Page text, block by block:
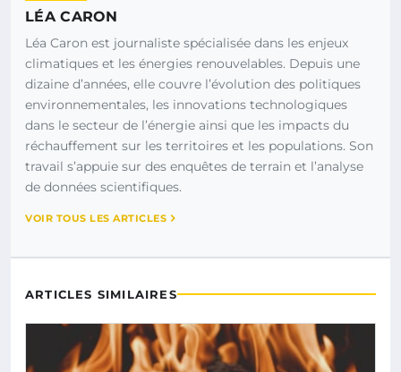
LÉA CARON
Léa Caron est journaliste spécialisée dans les enjeux
climatiques et les énergies renouvelables. Depuis une
dizaine d’années, elle couvre l’évolution des politiques
environnementales, les innovations technologiques
dans le secteur de l’énergie ainsi que les impacts du
réchauffement sur les territoires et les populations. Son
travail s’appuie sur des enquêtes de terrain et l’analyse
de données scientifiques.
VOIR TOUS LES ARTICLES
ARTICLES SIMILAIRES